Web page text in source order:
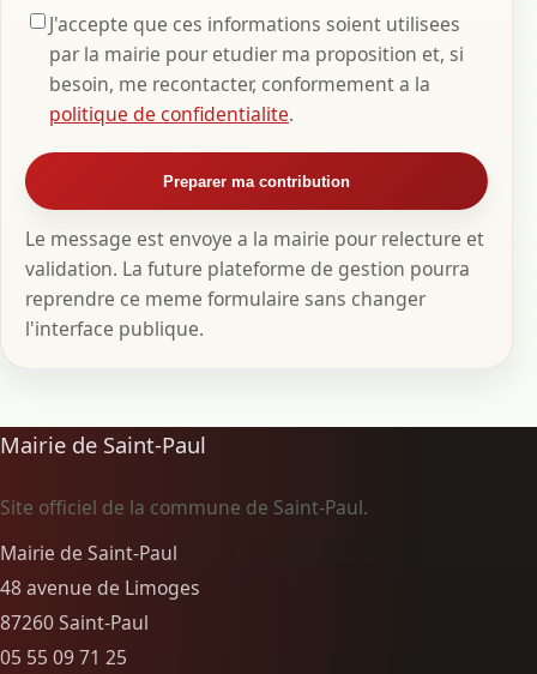
J'accepte que ces informations soient utilisees
par la mairie pour etudier ma proposition et, si
besoin, me recontacter, conformement a la
politique de confidentialite.
Preparer ma contribution
Le message est envoye a la mairie pour relecture et
validation. La future plateforme de gestion pourra
reprendre ce meme formulaire sans changer
l'interface publique.
Mairie de Saint-Paul
Site officiel de la commune de Saint-Paul.
Mairie de Saint-Paul
48 avenue de Limoges
87260 Saint-Paul
05 55 09 71 25